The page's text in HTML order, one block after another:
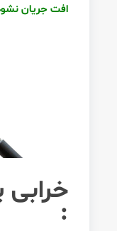
افت جریان
: